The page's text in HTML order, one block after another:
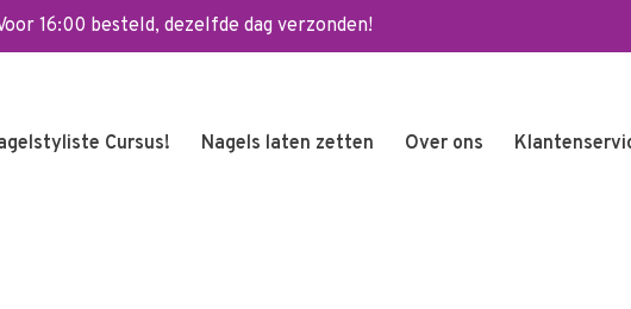
16:00 besteld, dezelfde dag verzonden!
Cursus! Nagels laten zetten Over ons